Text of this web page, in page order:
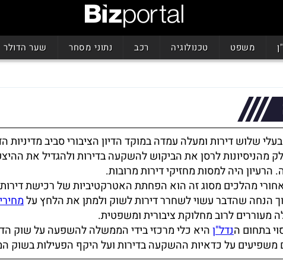
משפט טכנולוגיה רכב נתוני מסחר שער הדולר
בעלי שלוש דירות ומעלה עמדה במוקד הדיון הציבורי סביב מדיניות
מהניסיונות לרסן את הביקוש להשקעה בדירות ולהגדיל את
הרעיון היה למסות מחזיקי דירות מרובות.
מהלכים מסוג זה הוא הפחתת האטרקטיביות של רכישת
הנחה שהדבר עשוי לשחרר דירות לשוק ולמתן את הלחץ על
מעוררים לרוב מחלוקת ציבורית ומשפטית.
בתחום הנדל"ןהיא כלי מרכזי בידי הממשלה להשפעה על שוק
משפיעים על כדאיות ההשקעה בדירות ועל היקף הפעילות בשוק